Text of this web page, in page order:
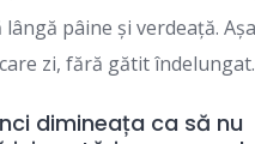
pâine și verdeață.
zi, fără gătit îndelungat.
dimineața ca să nu